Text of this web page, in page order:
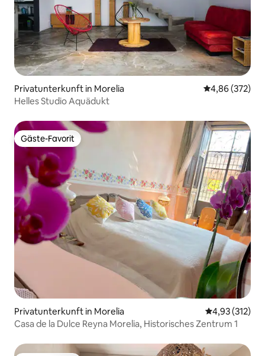
Privatunterkunft in Morelia
4,86 (372)
Helles Studio Aquädukt
Gäste-Favorit
Gäste-Favorit
Privatunterkunft in Morelia
4,93 (312)
Casa de la Dulce Reyna Morelia, Historisches Zentrum 1